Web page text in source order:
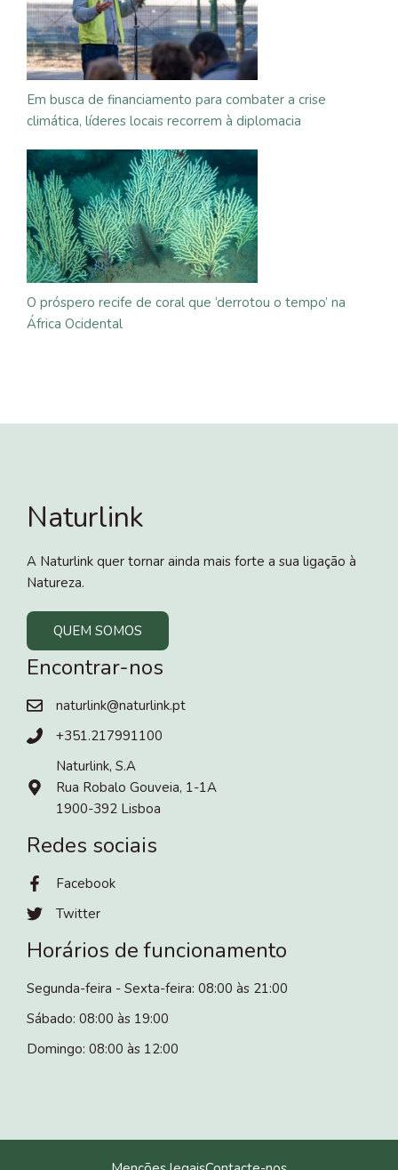
Em busca de financiamento para combater a crise
climática, líderes locais recorrem à diplomacia
O próspero recife de coral que ‘derrotou o tempo’ na
África Ocidental
Naturlink
A Naturlink quer tornar ainda mais forte a sua ligação à
Natureza.
QUEM SOMOS
Encontrar-nos
naturlink@naturlink.pt
+351.217991100
Naturlink, S.A
Rua Robalo Gouveia, 1-1A
1900-392 Lisboa
Redes sociais
Facebook
Twitter
Horários de funcionamento
Segunda-feira - Sexta-feira: 08:00 às 21:00
Sábado: 08:00 às 19:00
Domingo: 08:00 às 12:00